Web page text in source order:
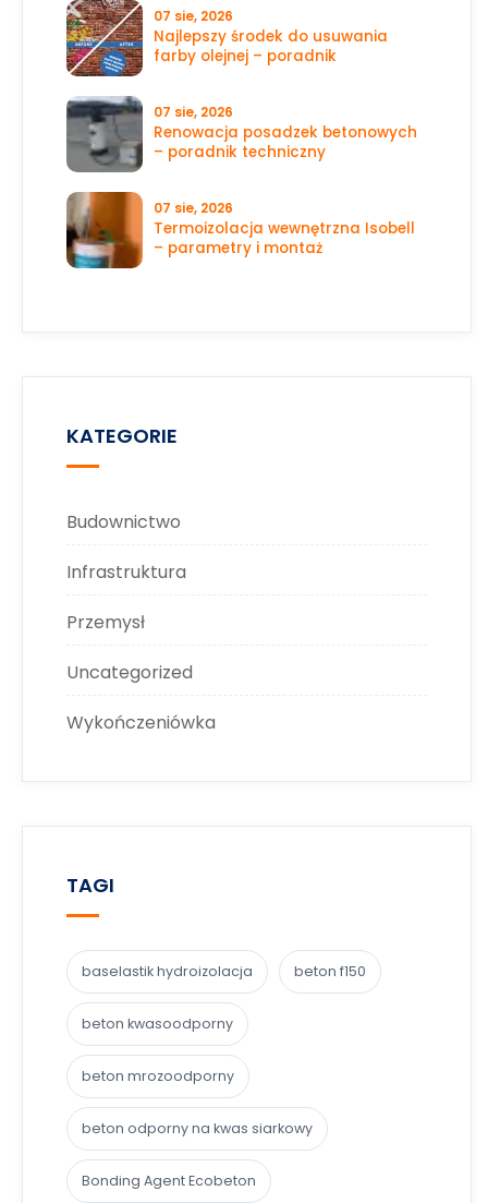
07 sie, 2026
Najlepszy środek do usuwania
farby olejnej – poradnik
07 sie, 2026
Renowacja posadzek betonowych
– poradnik techniczny
07 sie, 2026
Termoizolacja wewnętrzna Isobell
– parametry i montaż
KATEGORIE
Budownictwo
Infrastruktura
Przemysł
Uncategorized
Wykończeniówka
TAGI
baselastik hydroizolacja beton f150
beton kwasoodporny
beton mrozoodporny
beton odporny na kwas siarkowy
Bonding Agent Ecobeton